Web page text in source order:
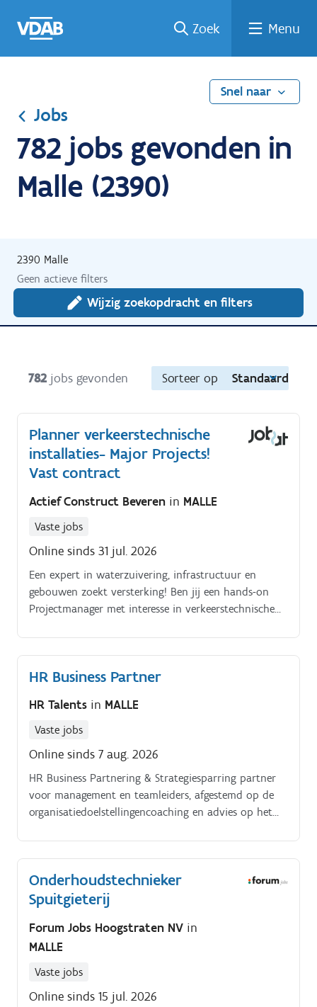
naar
een
een
job
naar
Zoek Menu
Snel naar
Jobs
782 jobs gevonden in
Malle (2390)
2390 Malle
Geen actieve filters
Wijzig zoekopdracht en filters
782 jobs gevonden Sorteer op Standaard
Planner verkeerstechnische
installaties- Major Projects!
Vast contract
Actief Construct Beveren in MALLE
Vaste jobs
Online sinds 31 jul. 2026
Een expert in waterzuivering, infrastructuur en
gebouwen zoekt versterking! Ben jij een hands-on
Projectmanager met interesse in verkeerstechnische
dankzij scherpe analyses en onderbouwde
beslissingen? Dan ben jij misschien de Planner die we
zoeken voor één van onze Major Projects!
HR Business Partner
HR Talents in MALLE
Vaste jobs
Online sinds 7 aug. 2026
HR Business Partnering & Strategiesparring partner
voor management en teamleiders, afgestemd op de
organisatiedoelstellingencoaching en advies op het
organisatieontwikkeling, verandering en
cultuurversterkinginzet van HR-data voor
onderbouwde beslissingen en impact op prestaties.
ontwikkelinitiatievenstimuleren van betrokkenheid,
welzijn en behoud van medewerkersbevorderen van
een feedbackgerichte en samenwerkingsgerichte
cultuur. Talent & Wervingverantwoordelijk voor het
volledige wervingsproces en strategische
Onderhoudstechnieker
Spuitgieterij
Forum Jobs Hoogstraten NV in
MALLE
Vaste jobs
Online sinds 15 jul. 2026